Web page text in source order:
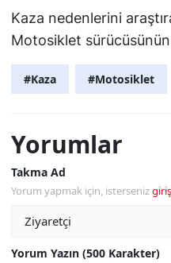
Kaza nedenlerini
Motosiklet
#Kaza #Motosiklet
Yorumlar
Takma Ad
Yorum yapmak için, istersenizgiriş
Yorum Yazın (500 Karakter)